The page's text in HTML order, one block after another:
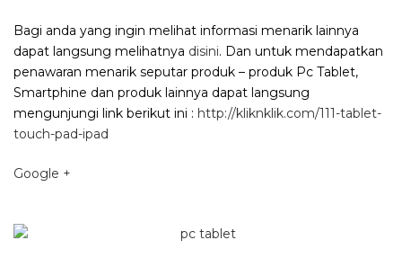
Bagi anda yang ingin melihat informasi menarik lainnya
dapat langsung melihatnya disini. Dan untuk mendapatkan
penawaran menarik seputar produk – produk Pc Tablet,
Smartphine dan produk lainnya dapat langsung
mengunjungi link berikut ini : http://kliknklik.com/111-tablet-
touch-pad-ipad
Google +